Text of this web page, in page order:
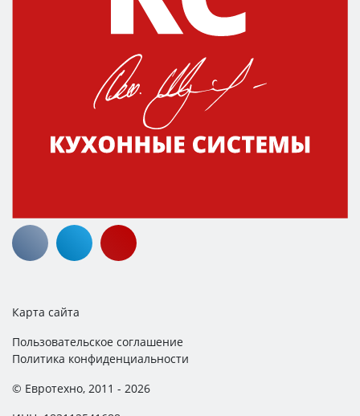
Карта сайта
Пользовательское соглашение
Политика конфиденциальности
© Евротехно, 2011 - 2026